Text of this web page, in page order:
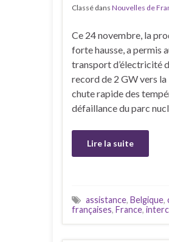
Classé dans Nouvelles de
Ce 24 novembre, la
forte hausse, a permis
transport d’électricité
record de 2 GW vers la
chute rapide des
défaillance du parc
Lire la suite
assistance, Belgique,
françaises, France,